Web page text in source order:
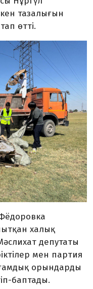
тазалығын
өтті.
халық
депутаты
мен партия
орындарды
баптады.